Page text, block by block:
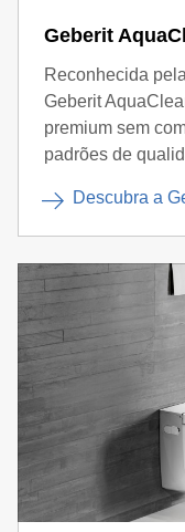
Geberit
Reconhecida
Geberit
premium sem
padrões de
Descubra a